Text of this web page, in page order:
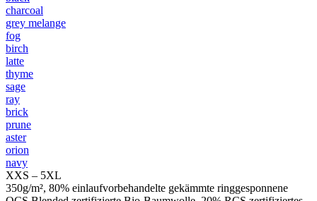
charcoal
grey melange
fog
birch
latte
thyme
sage
ray
brick
prune
aster
orion
navy
XXS – 5XL
350g/m², 80% einlaufvorbehandelte gekämmte ringgesponnene